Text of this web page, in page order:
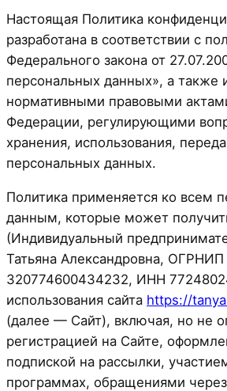
Настоящая Политика
разработана в соответствии с
Федерального закона от
персональных данных», а также
нормативными правовыми
Федерации, регулирующими
хранения, использования,
персональных данных.
Политика применяется ко всем
данным, которые может
(Индивидуальный
Татьяна Александровна, ОГРНИП
320774600434232, ИНН
использования сайта https://
(далее — Сайт), включая, но не
регистрацией на Сайте,
подпиской на рассылки,
программах, обращениями